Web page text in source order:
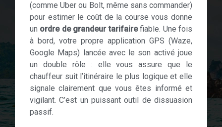
(comme Uber ou Bolt, même sans commander)
pour estimer le coût de la course vous donne
un ordre de grandeur tarifairefiable. Une fois
à bord, votre propre application GPS (Waze,
Google Maps) lancée avec le son activé joue
un double rôle : elle vous assure que le
chauffeur suit l’itinéraire le plus logique et elle
signale clairement que vous êtes informé et
vigilant. C’est un puissant outil de dissuasion
passif.